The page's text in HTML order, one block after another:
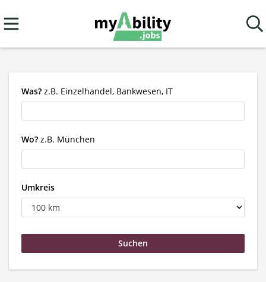
Was? z.B. Einzelhandel, Bankwesen, IT
Wo? z.B. München
Umkreis